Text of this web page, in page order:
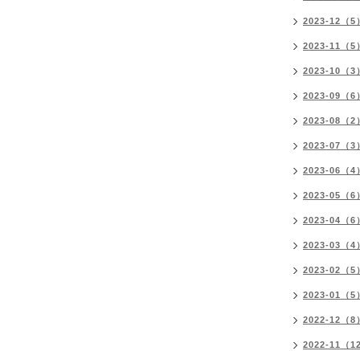
2023-12（5）
2023-11（5）
2023-10（3）
2023-09（6）
2023-08（2）
2023-07（3）
2023-06（4）
2023-05（6）
2023-04（6）
2023-03（4）
2023-02（5）
2023-01（5）
2022-12（8）
2022-11（12